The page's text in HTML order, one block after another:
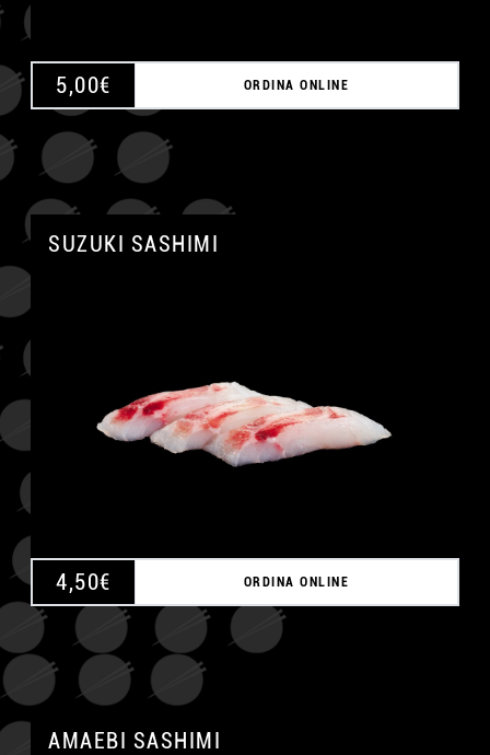
5,00€ ORDINA ONLINE
SUZUKI SASHIMI
4,50€ ORDINA ONLINE
AMAEBI SASHIMI